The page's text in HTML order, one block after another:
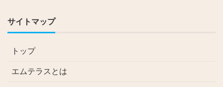
サイトマップ
トップ
エムテラスとは